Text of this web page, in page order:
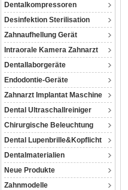
Dentalkompressoren‎
Desinfektion Sterilisation
Zahnaufhellung Gerät
Intraorale Kamera Zahnarzt
Dentallaborgeräte
Endodontie-Geräte
Zahnarzt Implantat Maschine
Dental Ultraschallreiniger
Chirurgische Beleuchtung
Dental Lupenbrille&Kopflicht
Dentalmaterialien
Neue Produkte
Zahnmodelle